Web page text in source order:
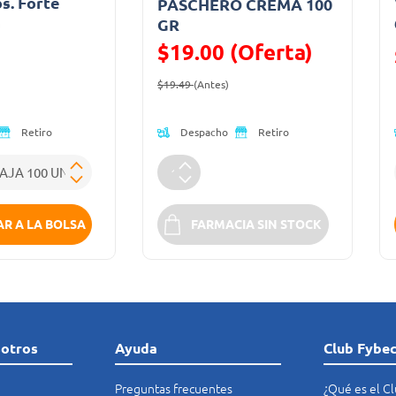
de
Retiro
A LA BOLSA
GR
$19.00 (Oferta)
Precio reducido de
$19.49(Antes)
Despacho Retiro
FARMACIA SIN STOCK
Ayuda
Preguntas frecuentes
Club
¿Qué es el